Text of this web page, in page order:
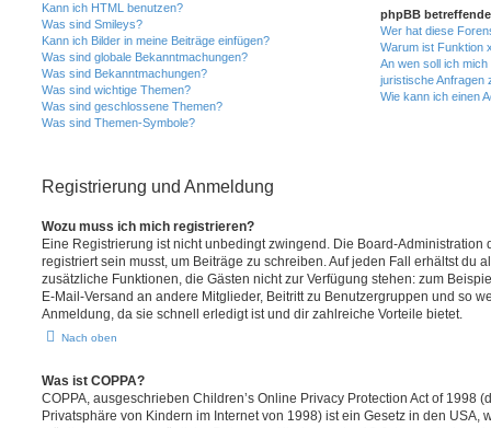
Kann ich HTML benutzen?
Was sind Smileys?
Kann ich Bilder in meine Beiträge einfügen?
Was sind globale Bekanntmachungen?
Was sind Bekanntmachungen?
Was sind wichtige Themen?
Was sind geschlossene Themen?
Was sind Themen-Symbole?
phpBB
Wer hat diese
Warum ist Funktion
An wen soll ich
juristische Anfragen
Wie kann ich einen
Registrierung und Anmeldung
Wozu muss ich mich registrieren?
Eine Registrierung ist nicht unbedingt zwingend. Die Board-Administration
registriert sein musst, um Beiträge zu schreiben. Auf jeden Fall erhältst du
zusätzliche Funktionen, die Gästen nicht zur Verfügung stehen: zum
E-Mail-Versand an andere Mitglieder, Beitritt zu Benutzergruppen und so
Anmeldung, da sie schnell erledigt ist und dir zahlreiche Vorteile bietet.
Nach oben
Was ist COPPA?
COPPA, ausgeschrieben Children’s Online Privacy Protection Act of 1998
Privatsphäre von Kindern im Internet von 1998) ist ein Gesetz in den USA,